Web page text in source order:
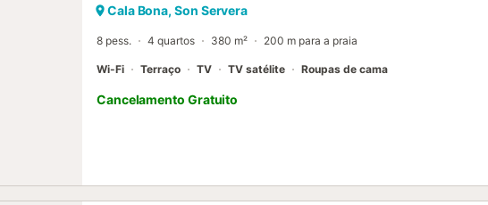
bela e pequena cidade de Son Servera é de cerca de 3 km....
Cala Bona, Son Servera
8 pess. 4 quartos 380 m² 200 m para a praia
Wi-Fi Terraço TV TV satélite Roupas de cama
Cancelamento Gratuito